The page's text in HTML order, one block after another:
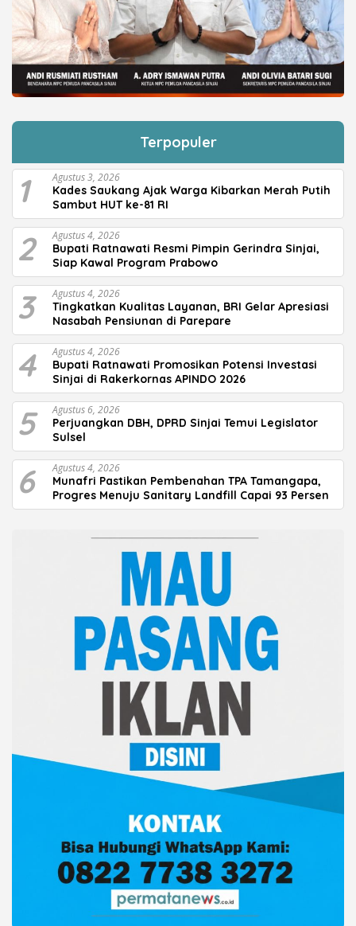
Terpopuler
1 Agustus 3, 2026
Kades Saukang Ajak Warga Kibarkan Merah Putih
Sambut HUT ke-81 RI
2 Agustus 4, 2026
Bupati Ratnawati Resmi Pimpin Gerindra Sinjai,
Siap Kawal Program Prabowo
3 Agustus 4, 2026
Tingkatkan Kualitas Layanan, BRI Gelar Apresiasi
Nasabah Pensiunan di Parepare
4 Agustus 4, 2026
Bupati Ratnawati Promosikan Potensi Investasi
Sinjai di Rakerkornas APINDO 2026
5 Agustus 6, 2026
Perjuangkan DBH, DPRD Sinjai Temui Legislator
Sulsel
6 Agustus 4, 2026
Munafri Pastikan Pembenahan TPA Tamangapa,
Progres Menuju Sanitary Landfill Capai 93 Persen